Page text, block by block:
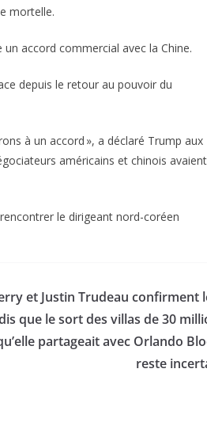
mortelle.
un accord commercial avec la Chine.
depuis le retour au pouvoir du
à un accord », a déclaré Trump aux
américains et chinois avaient
le dirigeant nord-coréen
et Justin Trudeau confirment
que le sort des villas de 30
partageait avec Orlando
reste